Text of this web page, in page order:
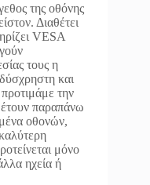
της οθόνης
Διαθέτει
VESA
τους η
και
την
παραπάνω
οθονών,
μόνο
ηχεία ή